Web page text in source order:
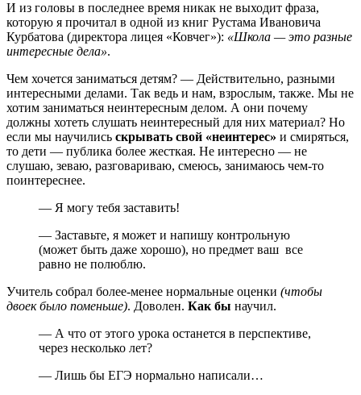
И из головы в последнее время никак не выходит фраза,
которую я прочитал в одной из книг Рустама Ивановича
Курбатова (директора лицея «Ковчег»): «Школа — это разные
интересные дела».
Чем хочется заниматься детям? — Действительно, разными
интересными делами. Так ведь и нам, взрослым, также. Мы не
хотим заниматься неинтересным делом. А они почему
должны хотеть слушать неинтересный для них материал? Но
если мы научились скрывать свой «неинтерес» и смиряться,
то дети — публика более жесткая. Не интересно — не
слушаю, зеваю, разговариваю, смеюсь, занимаюсь чем-то
поинтереснее.
— Я могу тебя заставить!
— Заставьте, я может и напишу контрольную
(может быть даже хорошо), но предмет ваш все
равно не полюблю.
Учитель собрал более-менее нормальные оценки (чтобы
двоек было поменьше). Доволен. Как бы научил.
— А что от этого урока останется в перспективе,
через несколько лет?
— Лишь бы ЕГЭ нормально написали…